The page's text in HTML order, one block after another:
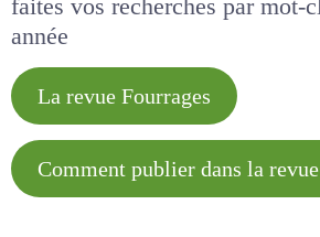
faites vos recherches par
année
La revue Fourrages
Comment publier dans la